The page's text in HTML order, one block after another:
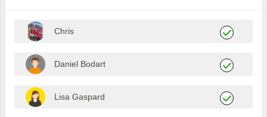
Chris
Daniel Bodart
Lisa Gaspard